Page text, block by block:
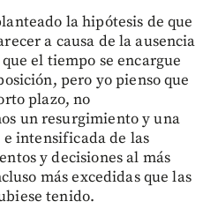
la hipótesis de que
a causa de la ausencia
el tiempo se encargue
pero yo pienso que
plazo, no
un resurgimiento y una
intensificada de las
y decisiones al más
más excedidas que las
tenido.